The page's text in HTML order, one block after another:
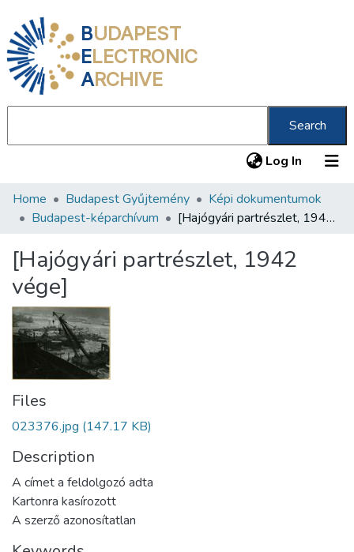
BUDAPEST
ELECTRONIC
ARCHIVE
Search
Log In (current)
Communities & Collections
Statistics
About us
Home Budapest Gyűjtemény
Képi dokumentumok
Budapest-képarchívum
[Hajógyári partrészlet, 1942 vége]
[Hajógyári partrészlet, 1942
vége]
Files
023376.jpg (147.17 KB)
Description
A címet a feldolgozó adta
Kartonra kasírozott
A szerző azonosítatlan